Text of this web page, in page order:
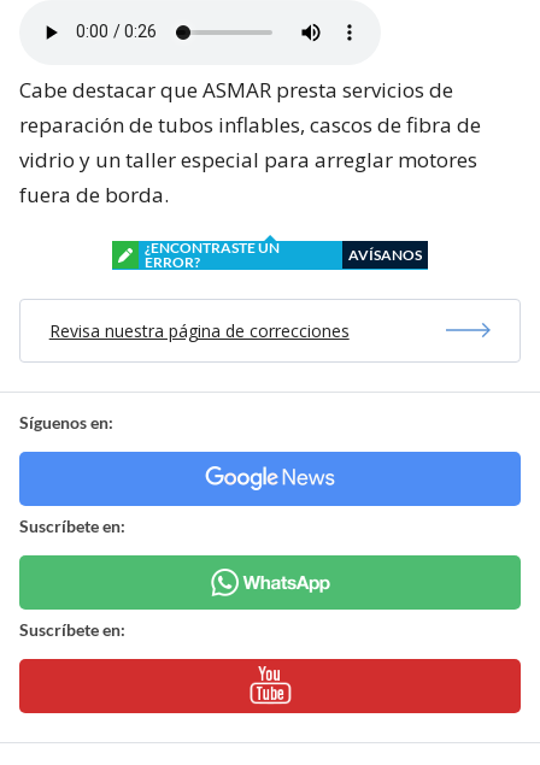
Cabe destacar que ASMAR presta servicios de
reparación de tubos inflables, cascos de fibra de
vidrio y un taller especial para arreglar motores
fuera de borda.
¿ENCONTRASTE UN
ERROR?
AVÍSANOS
Revisa nuestra página de correcciones
Síguenos en:
Suscríbete en:
Suscríbete en: